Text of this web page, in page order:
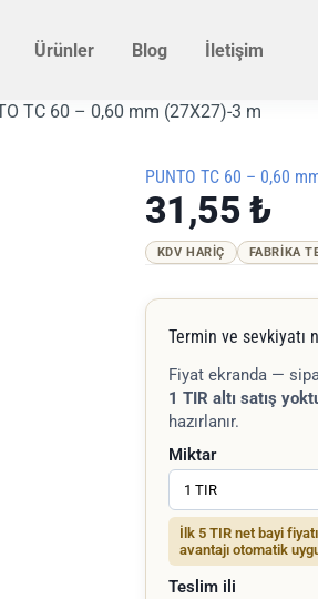
Ürünler Blog İletişim
TC 60 – 0,60 mm (27X27)-3 m
PUNTO TC 60 – 0,60
31,55 ₺
KDV HARIÇ FABRIKA
Termin ve sevkiyatı
Fiyat ekranda —
1 TIR altı satış
hazırlanır.
Miktar
İlk 5 TIR net bayi
avantajı otomatik
Teslim ili